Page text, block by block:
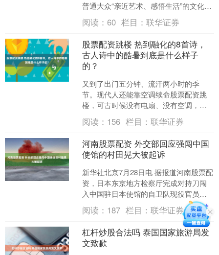
普通大众“亲近艺术、感悟生活”的文化空
间！集书画交流、研讨、鉴赏、养生、
文论于一体，旨在弘扬....
阅读：60 栏目：联华证券
股票配资跳楼 热到融化的8首诗，
古人诗中的酷暑到底是什么样子
的？
又到了出门五分钟、流汗两小时的季
节。现代人还能靠空调续命股票配资跳
楼，可古时候没有电扇、没有空调，古
人们是怎么熬过三伏天的？ 本文分享8首
古人吐槽酷暑的诗篇，看....
阅读： 156 栏目：联华证券
河南股票配资 外交部回应强闯中国
使馆的村田晃大被起诉
新华社北京7月28日电 据报道河南股票配
资，日本东京地方检察厅完成对持刀闯
入中国驻日本使馆的自卫队现役官员村
田晃大的精神鉴定，认定其具有刑事责
任能力，已对其提起....
阅读： 187 栏目：联华证券
杠杆炒股合法吗 泰国国家旅游局发
文致歉